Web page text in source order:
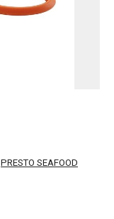
PRESTO SEAFOOD